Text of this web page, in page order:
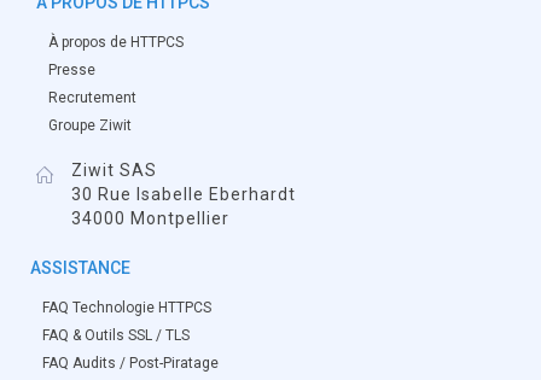
À propos de HTTPCS
Presse
Recrutement
Groupe Ziwit
Ziwit SAS
30 Rue Isabelle Eberhardt
34000 Montpellier
ASSISTANCE
FAQ Technologie HTTPCS
FAQ & Outils SSL / TLS
FAQ Audits / Post-Piratage